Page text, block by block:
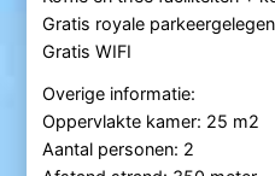
Gratis royale
Gratis WIFI
Overige informatie:
Oppervlakte kamer: 25 m2
Aantal personen: 2